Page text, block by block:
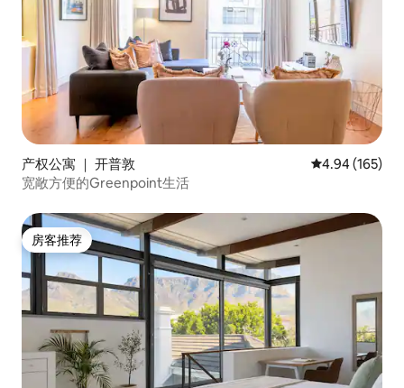
产权公寓 ｜ 开普敦 平均评分 4.94
4.94 (165)
宽敞方便的Greenpoint生活
房客推荐
房客推荐